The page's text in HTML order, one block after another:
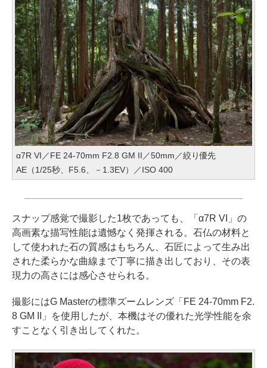
α7R VI／FE 24-70mm F2.8 GM II／50mm／絞り優先
AE（1/25秒、F5.6、－1.3EV）／ISO 400
スナップ感覚で撮影した1枚であっても、「α7R VI」の
高画素な描写性能は遺憾なく発揮される。石仏の材料と
して使われた石の質感はもちろん、石匠によって生み出
された柔らかな曲線まで丁寧に描き出しており、その表
現力の高さには感心させられる。
撮影にはG Masterの標準ズームレンズ「FE 24-70mm F2.
8 GM II」を使用したが、本機はその優れた光学性能を余
すことなく引き出してくれた。